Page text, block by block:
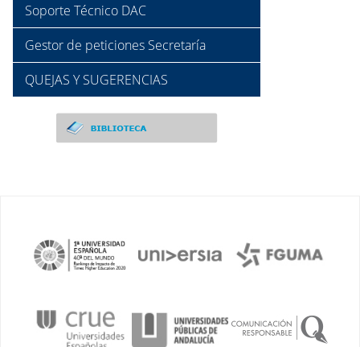
Soporte Técnico DAC
Gestor de peticiones Secretaría
QUEJAS Y SUGERENCIAS